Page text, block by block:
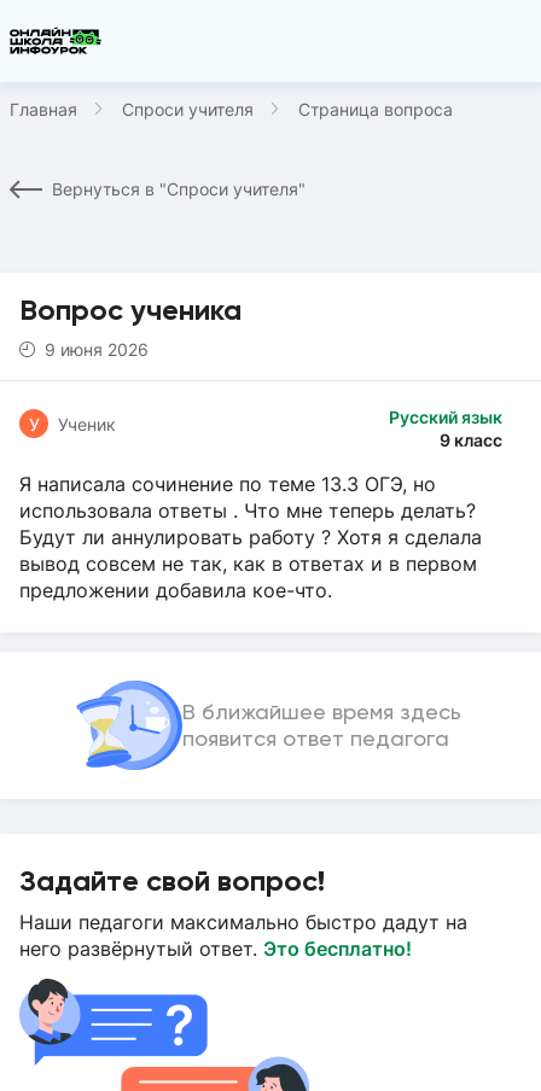
Главная Спроси учителя Страница вопроса
Вернуться в "Спроси учителя"
Вопрос ученика
9 июня 2026
Русский язык
9 класс
У Ученик
Я написала сочинение по теме 13.3 ОГЭ, но
использовала ответы . Что мне теперь делать?
Будут ли аннулировать работу ? Хотя я сделала
вывод совсем не так, как в ответах и в первом
предложении добавила кое-что.
В ближайшее время здесь
появится ответ педагога
Задайте свой вопрос!
Наши педагоги максимально быстро дадут на
него развёрнутый ответ. Это бесплатно!